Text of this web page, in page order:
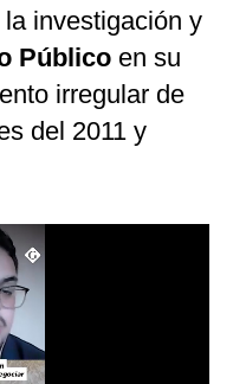
investigación y
Público en su
irregular de
del 2011 y